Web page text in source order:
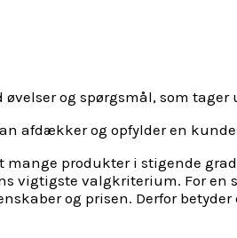
og spørgsmål, som
afdækker og opfylder en
produkter i stigende
vigtigste valgkriterium. For
og prisen. Derfor